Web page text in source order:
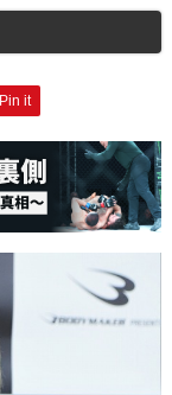
Pin it